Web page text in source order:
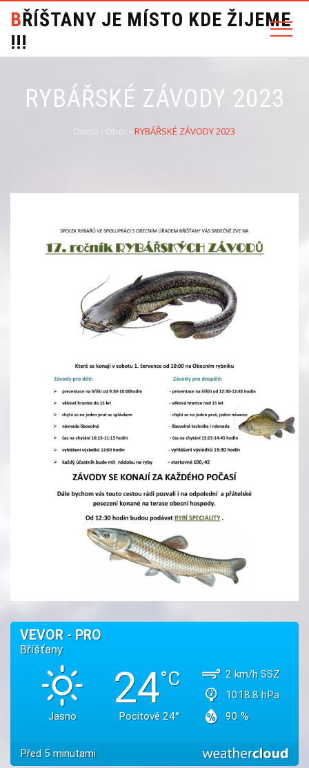
BŘÍŠTANY JE MÍSTO KDE ŽIJEME
!!!
RYBÁŘSKÉ ZÁVODY 2023
Domů Obec RYBÁŘSKÉ ZÁVODY 2023